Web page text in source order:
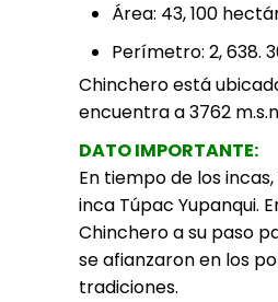
Área: 43, 100
Perímetro: 2, 638.
Chinchero está
encuentra a 3762
DATO IMPORTANTE:
En tiempo de los
inca Túpac Yupanqui.
Chinchero a su paso
se afianzaron en los
tradiciones.